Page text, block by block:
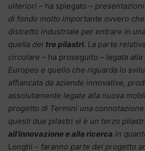
ulteriori – ha spiegato –
di fondo molto importante ovvero
distretto industriale per entrare in
quella dei tre pilastri. La parte
circolare – ha proseguito – legata
Europeo e quello che riguarda lo
affiancata da aziende innovative,
assolutamente legate alla nuova
progetto di Termini una
questi due pilastri vi è un terzo
all’innovazione e alla ricerca in
Longhi – faranno parte del progetto